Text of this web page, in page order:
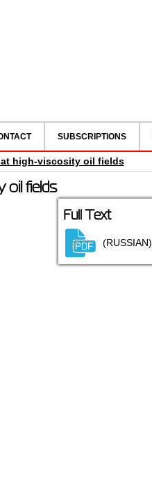
SUBSCRIPTIONS
high-viscosity oil fields
oil fields
Full Text
(RUSSIAN)